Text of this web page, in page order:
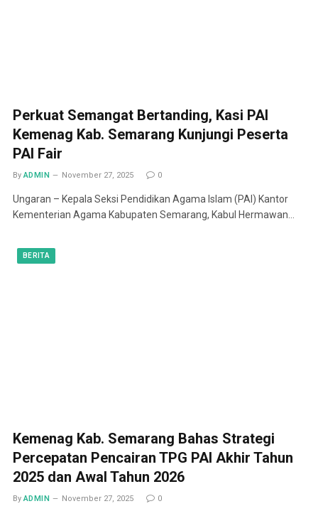
Perkuat Semangat Bertanding, Kasi PAI
Kemenag Kab. Semarang Kunjungi Peserta
PAI Fair
By ADMIN November 27, 2025 0
Ungaran – Kepala Seksi Pendidikan Agama Islam (PAI) Kantor
Kementerian Agama Kabupaten Semarang, Kabul Hermawan…
BERITA
Kemenag Kab. Semarang Bahas Strategi
Percepatan Pencairan TPG PAI Akhir Tahun
2025 dan Awal Tahun 2026
By ADMIN November 27, 2025 0